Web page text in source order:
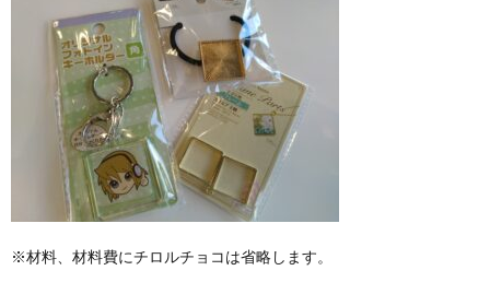
※材料、材料費にチロルチョコは省略します。